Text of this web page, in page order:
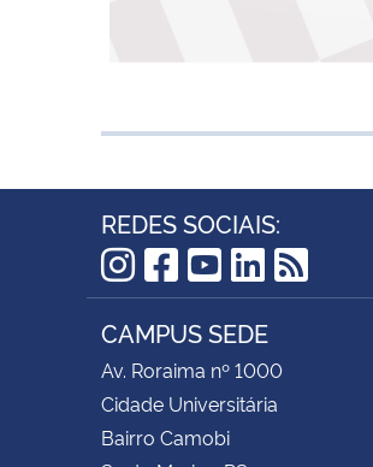
REDES SOCIAIS:
Instagram
Facebook
YouTube
RSS
CAMPUS SEDE
Av. Roraima nº 1000
Cidade Universitária
Bairro Camobi